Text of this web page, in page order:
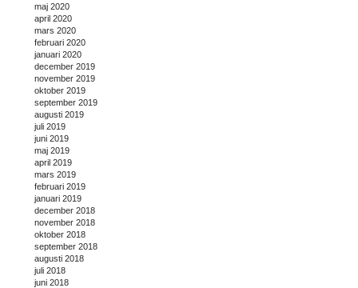
maj 2020
april 2020
mars 2020
februari 2020
januari 2020
december 2019
november 2019
oktober 2019
september 2019
augusti 2019
juli 2019
juni 2019
maj 2019
april 2019
mars 2019
februari 2019
januari 2019
december 2018
november 2018
oktober 2018
september 2018
augusti 2018
juli 2018
juni 2018